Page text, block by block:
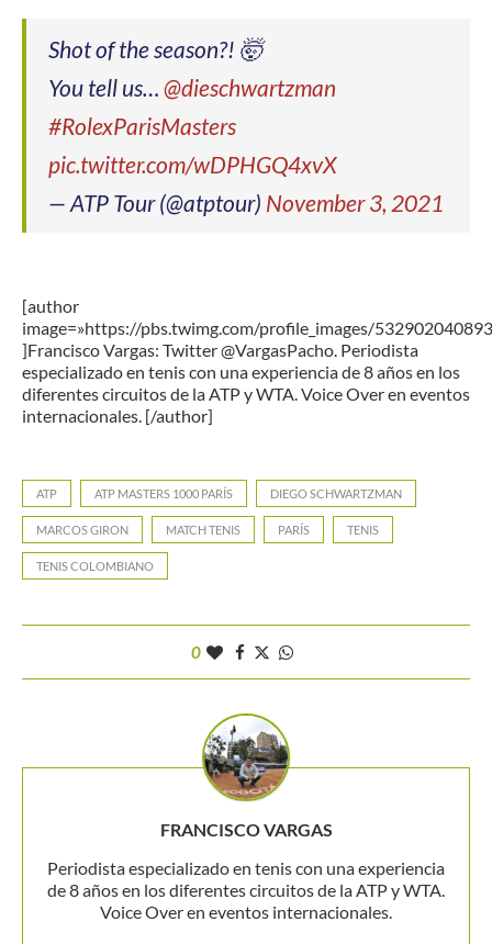
Shot of the season?! 🤯
You tell us… @dieschwartzman
#RolexParisMasters
pic.twitter.com/wDPHGQ4xvX
— ATP Tour (@atptour) November 3, 2021
[author
image=»https://pbs.twimg.com/profile_images/
]Francisco Vargas: Twitter @VargasPacho. Periodista
especializado en tenis con una experiencia de 8 años en los
diferentes circuitos de la ATP y WTA. Voice Over en eventos
internacionales. [/author]
ATP ATP MASTERS 1000 PARÍS DIEGO SCHWARTZMAN
MARCOS GIRON MATCH TENIS PARÍS TENIS
TENIS COLOMBIANO
0
FRANCISCO VARGAS
Periodista especializado en tenis con una experiencia
de 8 años en los diferentes circuitos de la ATP y WTA.
Voice Over en eventos internacionales.